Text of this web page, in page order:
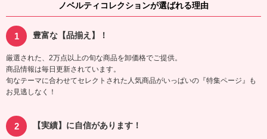
ノベルティコレクションが選ばれる理由
豊富な【品揃え】！
厳選された、2万点以上の旬な商品を卸価格でご提供。
商品情報は毎日更新されています。
旬なテーマに合わせてセレクトされた人気商品がいっぱいの『特集ページ』も
お見逃しなく！
【実績】に自信があります！